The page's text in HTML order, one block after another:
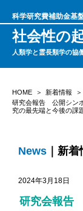
科学研究費補助金基
社会性の
人類学と霊長類学の協
HOME
新着情報
研究会報告 公開シン
究の最先端と今後の課
News ｜新
2024年3月18日
研究会報告